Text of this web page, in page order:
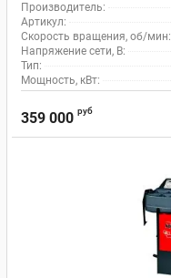
Производитель:
Артикул:
Скорость вращения, об/мин:
Напряжение сети, В:
Тип:
Мощность, кВт:
359 000 руб